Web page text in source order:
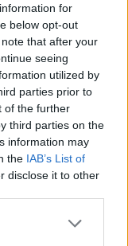
for
below opt-out
that after your
seeing
utilized by
parties prior to
of the further
third parties on the
information may
the IAB’s List of
disclose it to other
εργασιακό